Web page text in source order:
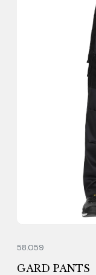
58.059
GARD PANTS